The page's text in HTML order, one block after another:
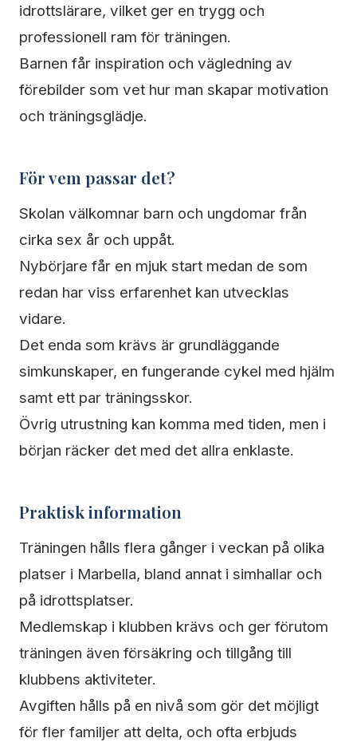
idrottslärare, vilket ger en trygg och
professionell ram för träningen.
Barnen får inspiration och vägledning av
förebilder som vet hur man skapar motivation
och träningsglädje.
För vem passar det?
Skolan välkomnar barn och ungdomar från
cirka sex år och uppåt.
Nybörjare får en mjuk start medan de som
redan har viss erfarenhet kan utvecklas
vidare.
Det enda som krävs är grundläggande
simkunskaper, en fungerande cykel med hjälm
samt ett par träningsskor.
Övrig utrustning kan komma med tiden, men i
början räcker det med det allra enklaste.
Praktisk information
Träningen hålls flera gånger i veckan på olika
platser i Marbella, bland annat i simhallar och
på idrottsplatser.
Medlemskap i klubben krävs och ger förutom
träningen även försäkring och tillgång till
klubbens aktiviteter.
Avgiften hålls på en nivå som gör det möjligt
för fler familjer att delta, och ofta erbjuds